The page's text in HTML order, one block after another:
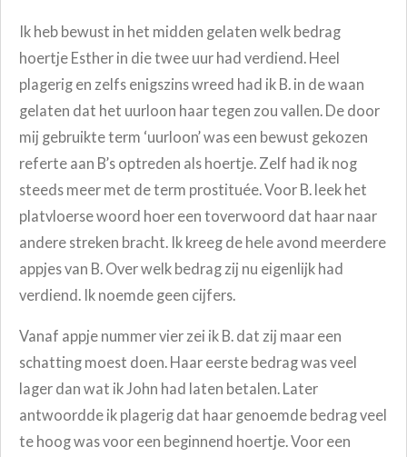
Ik heb bewust in het midden gelaten welk bedrag
hoertje Esther in die twee uur had verdiend. Heel
plagerig en zelfs enigszins wreed had ik B. in de waan
gelaten dat het uurloon haar tegen zou vallen. De door
mij gebruikte term ‘uurloon’ was een bewust gekozen
referte aan B’s optreden als hoertje. Zelf had ik nog
steeds meer met de term prostituée. Voor B. leek het
platvloerse woord hoer een toverwoord dat haar naar
andere streken bracht. Ik kreeg de hele avond meerdere
appjes van B. Over welk bedrag zij nu eigenlijk had
verdiend. Ik noemde geen cijfers.
Vanaf appje nummer vier zei ik B. dat zij maar een
schatting moest doen. Haar eerste bedrag was veel
lager dan wat ik John had laten betalen. Later
antwoordde ik plagerig dat haar genoemde bedrag veel
te hoog was voor een beginnend hoertje. Voor een